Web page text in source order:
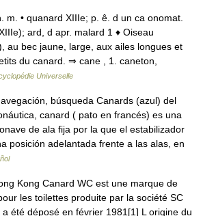
• quanard XIIIe; p. ê. d un ca onomat.
ard, d apr. malard 1 ♦ Oiseau
au bec jaune, large, aux ailes longues et
du canard. ⇒ cane , 1. caneton,
Universelle
búsqueda Canards (azul) del
canard ( pato en francés) es una
de ala fija por la que el estabilizador
posición adelantada frente a las alas, en
Kong Canard WC est une marque de
les toilettes produite par la société SC
été déposé en février 1981[1] L origine du